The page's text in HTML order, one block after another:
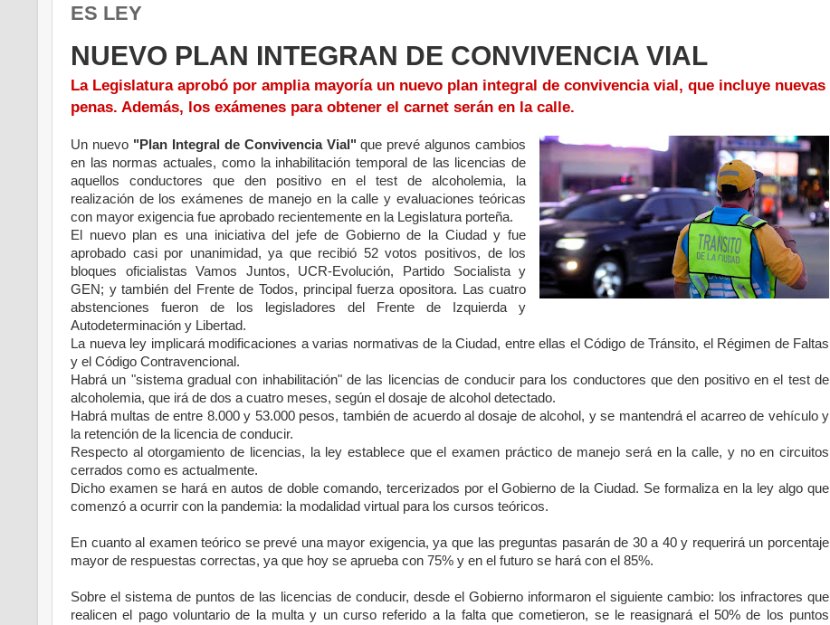
ES LEY
NUEVO PLAN INTEGRAN DE CONVIVENCIA VIAL
La Legislatura aprobó por amplia mayoría un nuevo plan integral de convivencia vial, que incluye nuevas
penas. Además, los exámenes para obtener el carnet serán en la calle.
Un nuevo "Plan Integral de Convivencia Vial" que prevé algunos cambios
en las normas actuales, como la inhabilitación temporal de las licencias de
aquellos conductores que den positivo en el test de alcoholemia, la
realización de los exámenes de manejo en la calle y evaluaciones teóricas
con mayor exigencia fue aprobado recientemente en la Legislatura porteña.
El nuevo plan es una iniciativa del jefe de Gobierno de la Ciudad y fue
aprobado casi por unanimidad, ya que recibió 52 votos positivos, de los
bloques oficialistas Vamos Juntos, UCR-Evolución, Partido Socialista y
GEN; y también del Frente de Todos, principal fuerza opositora. Las cuatro
abstenciones fueron de los legisladores del Frente de Izquierda y
Autodeterminación y Libertad.
La nueva ley implicará modificaciones a varias normativas de la Ciudad, entre ellas el Código de Tránsito, el Régimen de Faltas
y el Código Contravencional.
Habrá un "sistema gradual con inhabilitación" de las licencias de conducir para los conductores que den positivo en el test de
alcoholemia, que irá de dos a cuatro meses, según el dosaje de alcohol detectado.
Habrá multas de entre 8.000 y 53.000 pesos, también de acuerdo al dosaje de alcohol, y se mantendrá el acarreo de vehículo y
la retención de la licencia de conducir.
Respecto al otorgamiento de licencias, la ley establece que el examen práctico de manejo será en la calle, y no en circuitos
cerrados como es actualmente.
Dicho examen se hará en autos de doble comando, tercerizados por el Gobierno de la Ciudad. Se formaliza en la ley algo que
comenzó a ocurrir con la pandemia: la modalidad virtual para los cursos teóricos.
En cuanto al examen teórico se prevé una mayor exigencia, ya que las preguntas pasarán de 30 a 40 y requerirá un porcentaje
mayor de respuestas correctas, ya que hoy se aprueba con 75% y en el futuro se hará con el 85%.
Sobre el sistema de puntos de las licencias de conducir, desde el Gobierno informaron el siguiente cambio: los infractores que
realicen el pago voluntario de la multa y un curso referido a la falta que cometieron, se le reasignará el 50% de los puntos